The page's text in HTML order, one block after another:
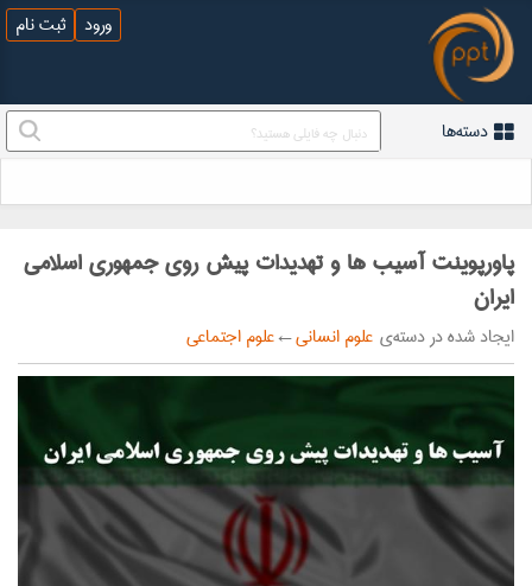
ورود ثبت نام
دسته‌ها
پاورپوینت آسیب ها و تهدیدات پیش روی جمهوری اسلامی
ایران
ایجاد شده در دسته‌ی علوم انسانی←علوم اجتماعی